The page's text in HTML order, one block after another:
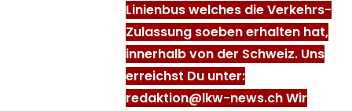
Linienbus welches die Verkehrs-
Zulassung soeben erhalten hat,
innerhalb von der Schweiz. Uns
erreichst Du unter:
redaktion@lkw-news.ch Wir